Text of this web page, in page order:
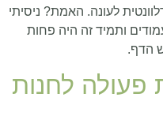
לעונה. האמת? ניסיתי
גנריות בעמודים ותמיד זה היה פחות
הדף.
פעולה לחנות